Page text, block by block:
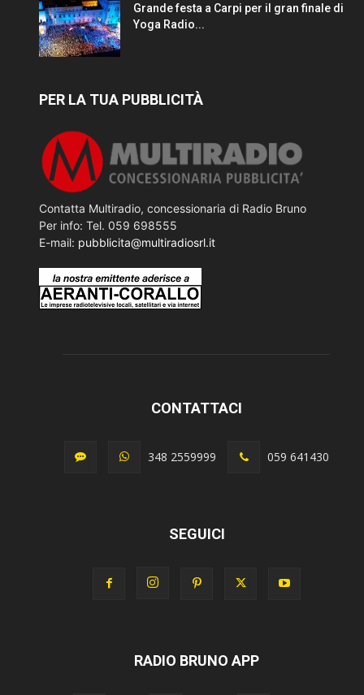
Grande festa a Carpi per il gran finale di
Yoga Radio...
PER LA TUA PUBBLICITÀ
Contatta Multiradio, concessionaria di Radio Bruno
Per info: Tel. 059 698555
E-mail: pubblicita@multiradiosrl.it
CONTATTACI
348 2559999 059 641430
SEGUICI
RADIO BRUNO APP